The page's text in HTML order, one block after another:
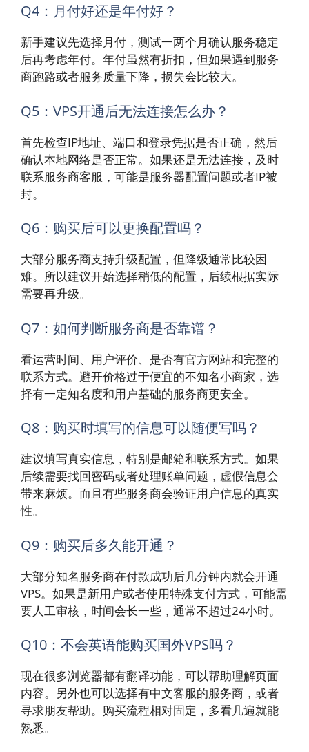
Q4：月付好还是年付好？
新手建议先选择月付，测试一两个月确认服务稳定
后再考虑年付。年付虽然有折扣，但如果遇到服务
商跑路或者服务质量下降，损失会比较大。
Q5：VPS开通后无法连接怎么办？
首先检查IP地址、端口和登录凭据是否正确，然后
确认本地网络是否正常。如果还是无法连接，及时
联系服务商客服，可能是服务器配置问题或者IP被
封。
Q6：购买后可以更换配置吗？
大部分服务商支持升级配置，但降级通常比较困
难。所以建议开始选择稍低的配置，后续根据实际
需要再升级。
Q7：如何判断服务商是否靠谱？
看运营时间、用户评价、是否有官方网站和完整的
联系方式。避开价格过于便宜的不知名小商家，选
择有一定知名度和用户基础的服务商更安全。
Q8：购买时填写的信息可以随便写吗？
建议填写真实信息，特别是邮箱和联系方式。如果
后续需要找回密码或者处理账单问题，虚假信息会
带来麻烦。而且有些服务商会验证用户信息的真实
性。
Q9：购买后多久能开通？
大部分知名服务商在付款成功后几分钟内就会开通
VPS。如果是新用户或者使用特殊支付方式，可能需
要人工审核，时间会长一些，通常不超过24小时。
Q10：不会英语能购买国外VPS吗？
现在很多浏览器都有翻译功能，可以帮助理解页面
内容。另外也可以选择有中文客服的服务商，或者
寻求朋友帮助。购买流程相对固定，多看几遍就能
熟悉。